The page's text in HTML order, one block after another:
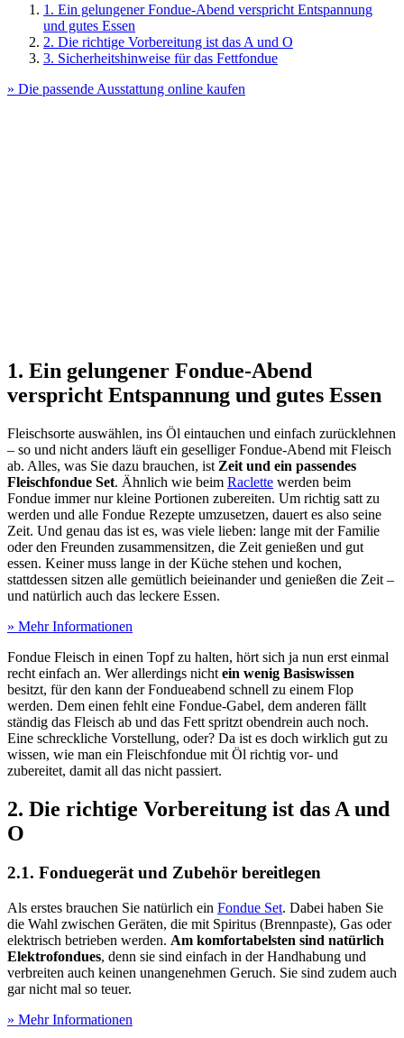
1. Ein gelungener Fondue-Abend verspricht Entspannung
und gutes Essen
2. Die richtige Vorbereitung ist das A und O
3. Sicherheitshinweise für das Fettfondue
» Die passende Ausstattung online kaufen
1. Ein gelungener Fondue-Abend
verspricht Entspannung und gutes Essen
Fleischsorte auswählen, ins Öl eintauchen und einfach zurücklehnen
– so und nicht anders läuft ein geselliger Fondue-Abend mit Fleisch
ab. Alles, was Sie dazu brauchen, ist Zeit und ein passendes
Fleischfondue Set. Ähnlich wie beim Raclette werden beim
Fondue immer nur kleine Portionen zubereiten. Um richtig satt zu
werden und alle Fondue Rezepte umzusetzen, dauert es also seine
Zeit. Und genau das ist es, was viele lieben: lange mit der Familie
oder den Freunden zusammensitzen, die Zeit genießen und gut
essen. Keiner muss lange in der Küche stehen und kochen,
stattdessen sitzen alle gemütlich beieinander und genießen die Zeit –
und natürlich auch das leckere Essen.
» Mehr Informationen
Fondue Fleisch in einen Topf zu halten, hört sich ja nun erst einmal
recht einfach an. Wer allerdings nicht ein wenig Basiswissen
besitzt, für den kann der Fondueabend schnell zu einem Flop
werden. Dem einen fehlt eine Fondue-Gabel, dem anderen fällt
ständig das Fleisch ab und das Fett spritzt obendrein auch noch.
Eine schreckliche Vorstellung, oder? Da ist es doch wirklich gut zu
wissen, wie man ein Fleischfondue mit Öl richtig vor- und
zubereitet, damit all das nicht passiert.
2. Die richtige Vorbereitung ist das A und
O
2.1. Fonduegerät und Zubehör bereitlegen
Als erstes brauchen Sie natürlich ein Fondue Set. Dabei haben Sie
die Wahl zwischen Geräten, die mit Spiritus (Brennpaste), Gas oder
elektrisch betrieben werden. Am komfortabelsten sind natürlich
Elektrofondues, denn sie sind einfach in der Handhabung und
verbreiten auch keinen unangenehmen Geruch. Sie sind zudem auch
gar nicht mal so teuer.
» Mehr Informationen